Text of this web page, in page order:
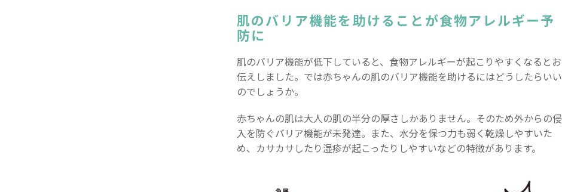
肌のバリア機能を助けることが食物アレルギー予
防に
肌のバリア機能が低下していると、食物アレルギーが起こりやすくなるとお
伝えしました。では赤ちゃんの肌のバリア機能を助けるにはどうしたらいい
のでしょうか。
赤ちゃんの肌は大人の肌の半分の厚さしかありません。そのため外からの侵
入を防ぐバリア機能が未発達。また、水分を保つ力も弱く乾燥しやすいた
め、カサカサしたり湿疹が起こったりしやすいなどの特徴があります。